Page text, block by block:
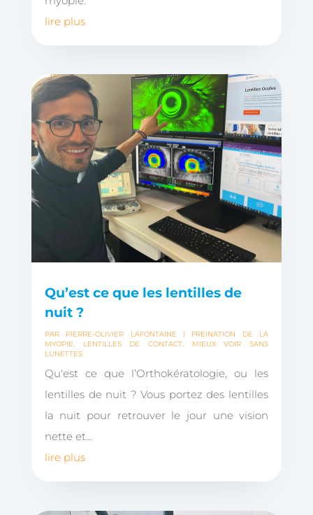
lire plus
Qu’est ce que les lentilles de
nuit ?
PAR PIERRE-OLIVIER LAFONTAINE | FREINATION DE LA
MYOPIE, LENTILLES DE CONTACT, MIEUX VOIR SANS
LUNETTES
Qu'est ce que l’Orthokératologie, ou les
lentilles de nuit ? Vous portez des lentilles
la nuit pour retrouver le jour une vision
nette et...
lire plus